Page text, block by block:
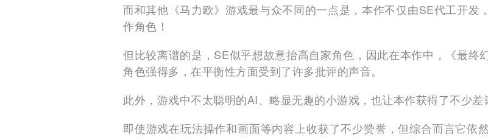
而和其他《马力欧》游戏最与众不同的一点是，本作不仅由SE代工开发
作角色！
但比较离谱的是，SE似乎想故意抬高自家角色，因此在本作中，《最终
角色强得多，在平衡性方面受到了许多批评的声音。
此外，游戏中不太聪明的AI、略显无趣的小游戏，也让本作获得了不少差
即使游戏在玩法操作和画面等内容上收获了不少赞誉，但综合而言它依